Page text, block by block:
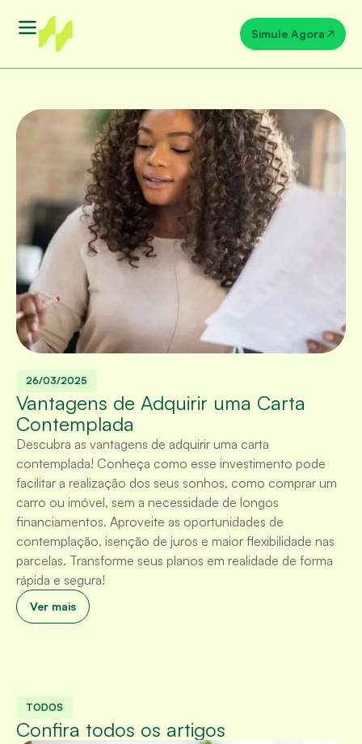
Simule Agora
26/03/2025
Vantagens de Adquirir uma Carta
Contemplada
Descubra as vantagens de adquirir uma carta
contemplada! Conheça como esse investimento pode
facilitar a realização dos seus sonhos, como comprar um
carro ou imóvel, sem a necessidade de longos
financiamentos. Aproveite as oportunidades de
contemplação, isenção de juros e maior flexibilidade nas
parcelas. Transforme seus planos em realidade de forma
rápida e segura!
Ver mais
TODOS
Confira todos os artigos